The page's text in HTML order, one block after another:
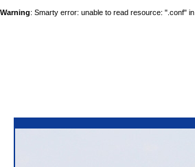
Warning: Smarty error: unable to read resource: ".conf" in